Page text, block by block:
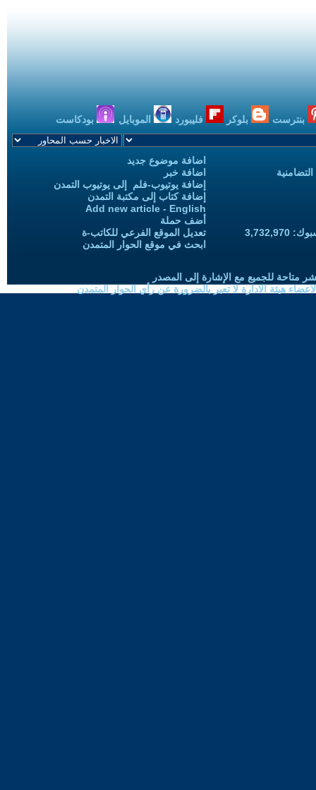
بنترست بلوكر فليبورد الموبايل بودكاست
اضافة موضوع جديد
اضافة خبر
إضافة يوتيوب-فلم إلى يوتيوب التمدن
إضافة كتاب إلى مكتبة التمدن
Add new article - English
أضف حملة
تعديل الموقع الفرعي للكاتب-ة
ابحث في موقع الحوار المتمدن
متاحة للجميع مع الإشارة إلى المصدر
هيئة الادارة لا تعبر بالضرورة عن رأي الحوار المتمدن